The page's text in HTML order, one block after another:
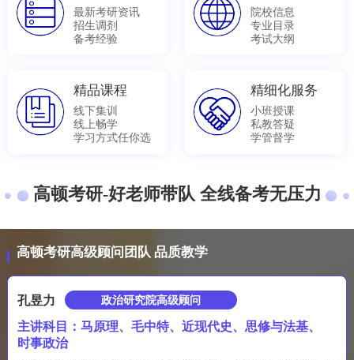
最新考研资讯
招生调剂
备考经验
院校信息
专业目录
考试大纲
精品课程
线下集训
线上畅学
学习方式任你选
精细化服务
小班授课
私教答疑
学管督学
高顿考研-好老师带队 全线备考无压力
高顿考研高级顾问团队 品质教学
孔昱力 政治研究院高级顾问
主讲科目：马原理、毛中特、近现代史、思修与法基、
时事政治